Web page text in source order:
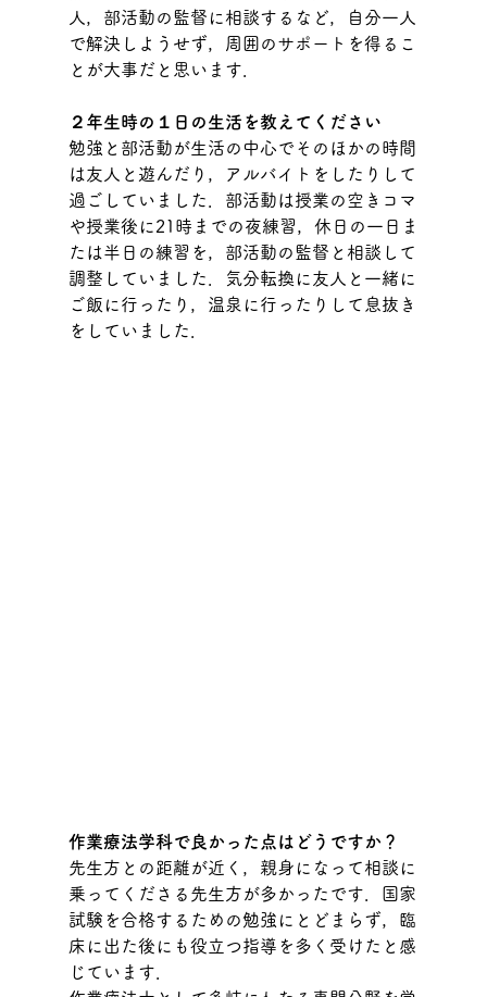
人，部活動の監督に相談するなど，
自分一人
で解決しようせず，周囲のサポートを得るこ
とが大事だと思います．
２年生時の１日の生活を教えてください
勉強と部活動が生活の中心でそのほかの時間
は友人と遊んだり，アルバイトをしたりして
過ごしていました．部活動は授業の空きコマ
や授業後に21時までの夜練習，休日の一日ま
たは半日の練習を，部活動の監督と相談して
調整していました．気分転換に友人と一緒に
ご飯に行ったり，温泉に行ったりして息抜き
をしていました．
作業療法学科で良かった点はどうですか？
先生方との距離が近く，親身になって相談に
乗ってくださる先生方が多かったです．国家
試験を合格するための勉強にとどまらず，臨
床に出た後にも役立つ指導を多く受けたと感
じています．